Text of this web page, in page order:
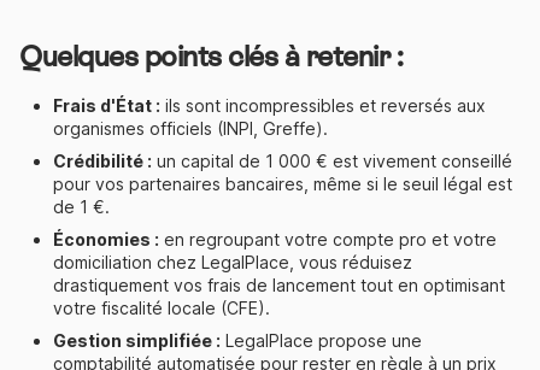
Quelques points clés à retenir :
Frais d'État : ils sont incompressibles et reversés aux
organismes officiels (INPI, Greffe).
Crédibilité : un capital de 1 000 € est vivement conseillé
pour vos partenaires bancaires, même si le seuil légal est
de 1 €.
Économies : en regroupant votre compte pro et votre
domiciliation chez LegalPlace, vous réduisez
drastiquement vos frais de lancement tout en optimisant
votre fiscalité locale (CFE).
Gestion simplifiée : LegalPlace propose une
comptabilité automatisée pour rester en règle à un prix